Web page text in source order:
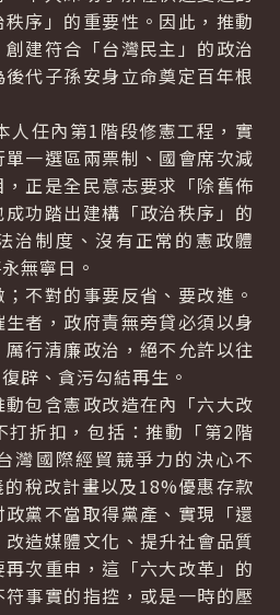
序」的重要性。因此，推動
建符合「台灣民主」的政治
代子孫安身立命奠定百年根
人任內第1階段修憲工程，實
一選區兩票制、國會席次減
正是全民意志要求「除舊佈
功踏出建構「政治秩序」的
治制度、沒有正常的憲政體
無寧日。
不對的事要反省、要改進。
者，政府責無旁貸必須以身
行清廉政治，絕不允許以往
辟、貪污勾結再生。
包含憲政改造在內「六大改
打折扣，包括：推動「第2階
灣國際經貿競爭力的決心不
稅改計畫以及18%優惠存款
黨不當取得黨產、實現「還
造媒體文化、提升社會品質
次重申，這「六大改革」的
事實的指控，或是一時的壓